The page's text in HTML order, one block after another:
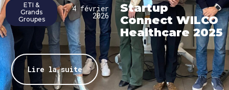
ETI &
Grands
Groupes
4 février
2026
Startup
Connect WILCO
Healthcare 2025
Lire la suite